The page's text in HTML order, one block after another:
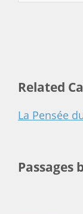
Related
La Pensée
Passages